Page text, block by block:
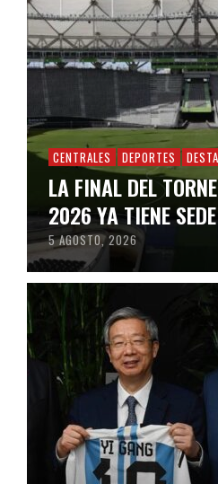
CENTRALES DEPORTES
LA FINAL DEL
2026 YA TIENE
5 AGOSTO, 2026